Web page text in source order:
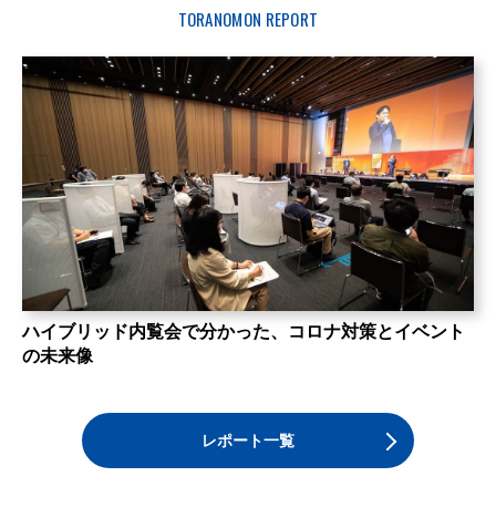
TORANOMON REPORT
ハイブリッド内覧会で分かった、コロナ対策とイベント
の未来像
レポート一覧